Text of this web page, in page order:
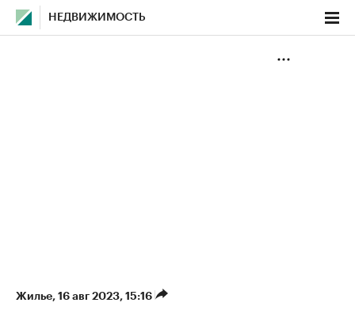
НЕДВИЖИМОСТЬ
Жилье⁠, 16 авг 2023, 15:16